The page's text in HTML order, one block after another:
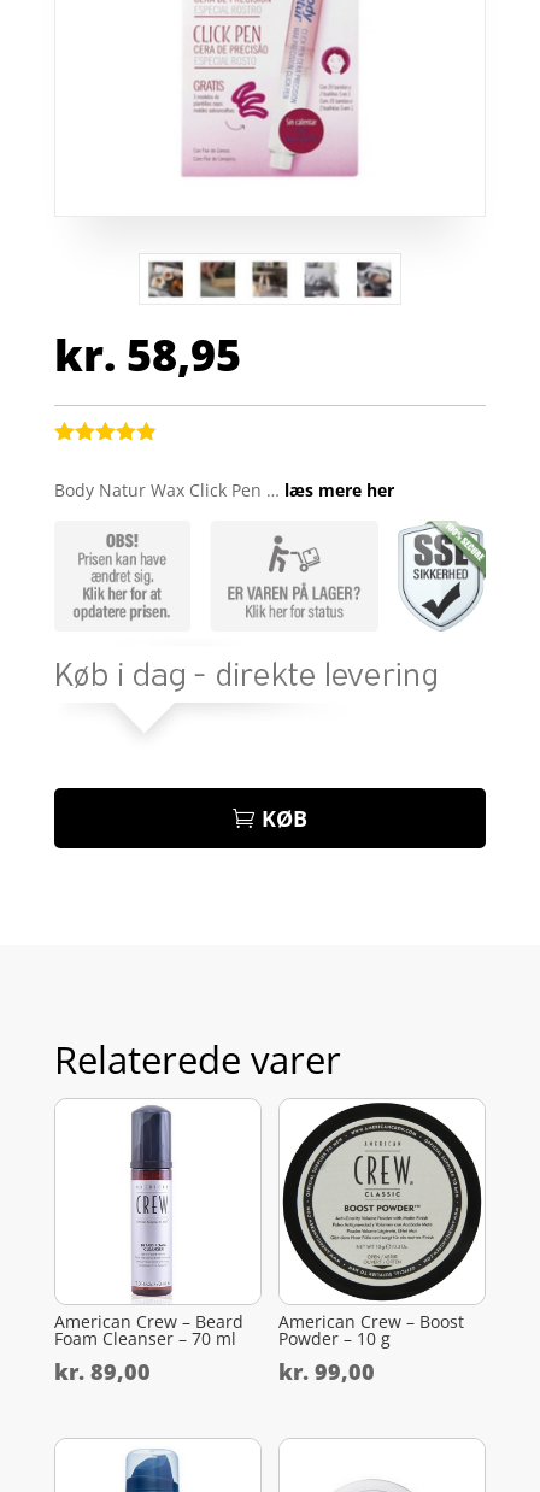
kr. 58,95
ud af 5
kundebedøm
melser
Body Natur Wax Click Pen … læs mere her
KØB
Relaterede varer
American Crew – Beard
Foam Cleanser – 70 ml
kr.89,00
American Crew – Boost
Powder – 10 g
kr. 99,00